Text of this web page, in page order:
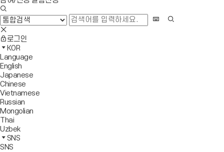
검
색
창
열
기
검
검
색
영
역
닫
기
사
이
트
맵
이
동
모
바
일
메
뉴
열
기
전
체
메
뉴
로그인
KOR
Language
English
Japanese
Chinese
Vietnamese
Russian
Mongolian
Thai
Uzbek
SNS
SNS